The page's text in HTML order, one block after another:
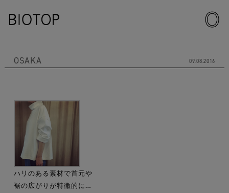
OSAKA 09.08.2016
ハリのある素材で首元や
裾の広がりが特徴的に…